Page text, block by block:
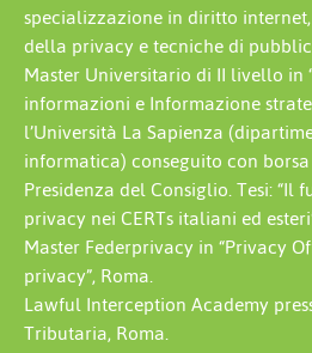
specializzazione in diritto
della privacy e tecniche di
Master Universitario di II livello in
informazioni e Informazione
l’Università La Sapienza
informatica) conseguito con
Presidenza del Consiglio. Tesi: “Il
privacy nei CERTs italiani ed
Master Federprivacy in “Privacy
privacy”, Roma.
Lawful Interception Academy
Tributaria, Roma.